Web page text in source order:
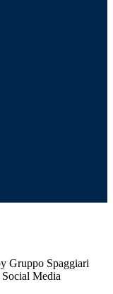
Gruppo Spaggiari
Media